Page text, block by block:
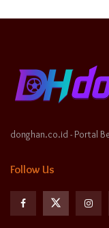
donghan.co.id - Portal
Follow Us